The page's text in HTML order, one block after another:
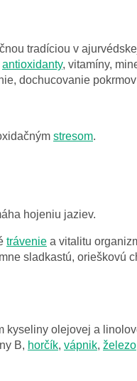
tradíciou v
antioxidanty, vitamíny,
dochucovanie
stresom.
hojeniu jaziev.
trávenie a vitalitu
sladkastú, orieškovú
kyseliny olejovej a
B, horčík, vápnik, železo